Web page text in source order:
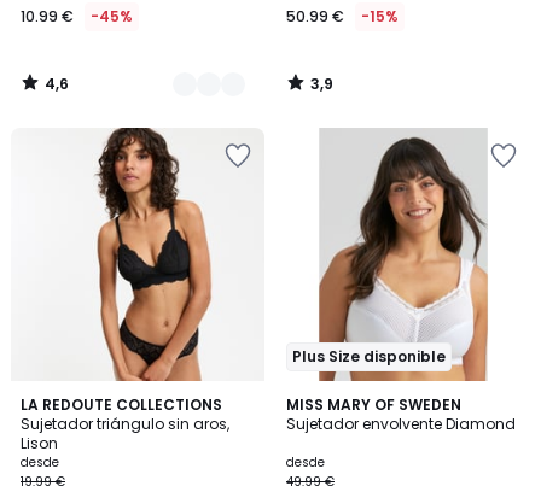
10.99 € -45%
4,6
/
50.99 € -15%
3,9
/
LA REDOUTE COLLECTIONS
Sujetador triángulo sin aros,
Lison
desde
19.99 €
4,8
/ 5
3
Colores
Plus Size disponible
MISS MARY OF SWEDEN
Sujetador envolvente Diamond
desde
49.99 €
4,3
/ 5
3
Colores